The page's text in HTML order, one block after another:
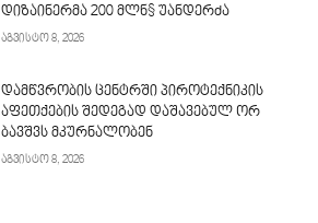
დიზაინერმა 200 მლნ$ უანდერძა
აგვისტო 8, 2026
დამწვრობის ცენტრში პიროტექნიკის
აფეთქების შედეგად დაშავებულ ორ
ბავშვს მკურნალობენ
აგვისტო 8, 2026